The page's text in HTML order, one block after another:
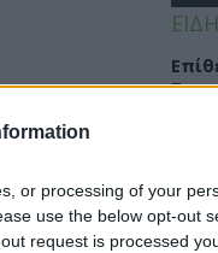
or processing of your
use the below opt-out
request is processed